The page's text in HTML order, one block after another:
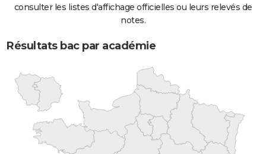
consulter les listes d'affichage officielles ou leurs relevés de
notes.
Résultats bac par académie